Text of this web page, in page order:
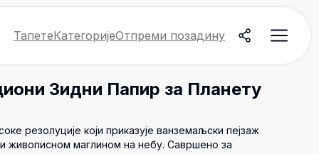
ТапетеКатегоријеОтпреми позадину
Зидни Папир за Планету
резолуције који приказује ванземаљски пејзаж
живописном маглином на небу. Савршено за